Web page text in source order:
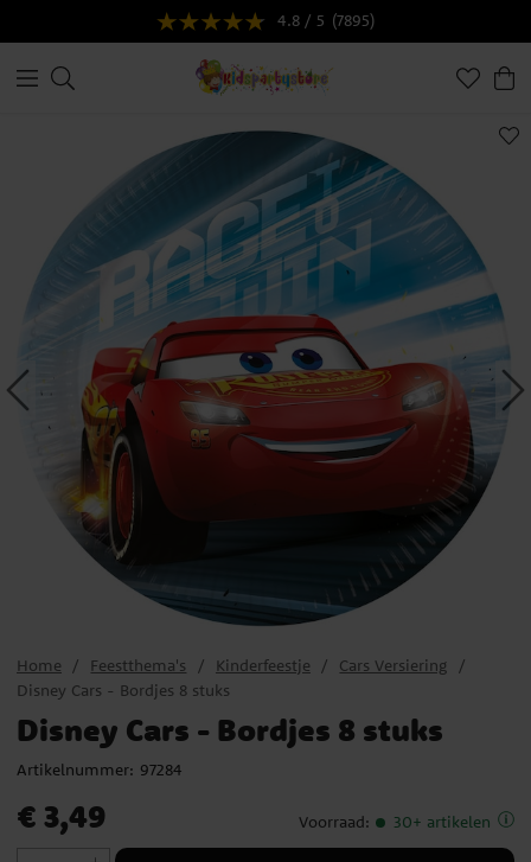
4.8 / 5 (7895)
Home Feestthema's Kinderfeestje
Cars Versiering
Disney Cars - Bordjes 8 stuks
Disney Cars - Bordjes 8 stuks
Artikelnummer: 97284
Prijs: € 3,49
€ 3,49 Voorraad: 30+ artikelen